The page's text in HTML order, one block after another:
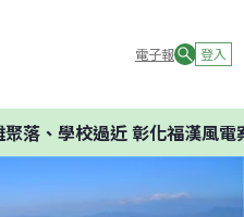
電子報 登入
學校過近 彰化福漢風電案環